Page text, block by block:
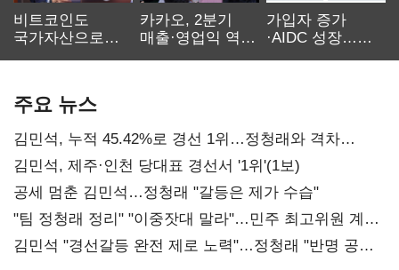
비트코인도
국가자산으로…'
카카오, 2분기
매출·영업익 역대
가입자 증가
·AIDC 성장…
주요 뉴스
김민석, 누적 45.42%로 경선 1위…정청래와 격차
0.86%p(2보)
김민석, 제주·인천 당대표 경선서 '1위'(1보)
공세 멈춘 김민석…정청래 "갈등은 제가 수습"
"팀 정청래 정리" "이중잣대 말라"…민주 최고위원 계파
다툼 격화
김민석 "경선갈등 완전 제로 노력"…정청래 "반명 공세